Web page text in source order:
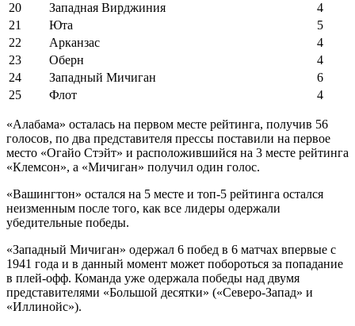
20
Западная Вирджиния
4
21
Юта
5
22
Арканзас
4
23
Оберн
4
24
Западный Мичиган
6
25
Флот 4
«Алабама» осталась на первом месте рейтинга, получив 56
голосов, по два представителя прессы поставили на первое
место «Огайо Стэйт» и расположившийся на 3 месте рейтинга
«Клемсон», а «Мичиган» получил один голос.
«Вашингтон» остался на 5 месте и топ-5 рейтинга остался
неизменным после того, как все лидеры одержали
убедительные победы.
«Западный Мичиган» одержал 6 побед в 6 матчах впервые с
1941 года и в данный момент может побороться за попадание
в плей-офф. Команда уже одержала победы над двумя
представителями «Большой десятки» («Северо-Запад» и
«Иллинойс»).